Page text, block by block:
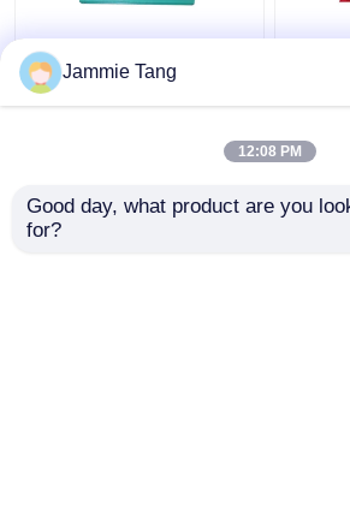
ইন্ডাস্ট্রিয়াল ওয়াটার জেট ক্লিনিং
মেশিন তাপ এক্সচেঞ্জার পাইপ জন্য
Jammie Tang
12:08 PM
Good day, what product are you
for?